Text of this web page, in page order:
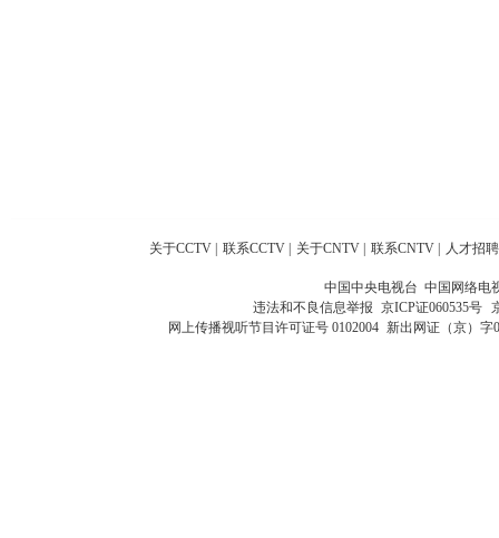
关于CCTV 联系CCTV 关于CNTV 联系CNTV 人才招聘
中国中央电视台 中国网络电
违法和不良信息举报 京ICP证060535号
网上传播视听节目许可证号 0102004 新出网证（京）